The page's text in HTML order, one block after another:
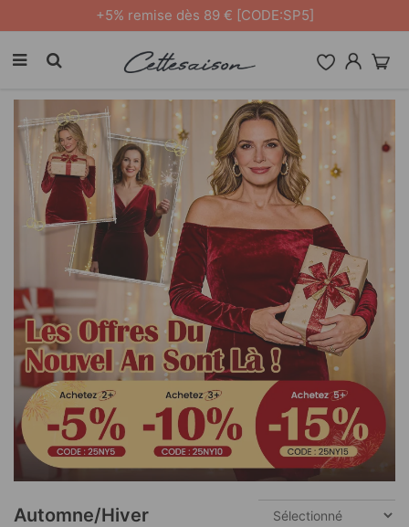
Livraison gratuite à partir de59€
Automne/Hiver